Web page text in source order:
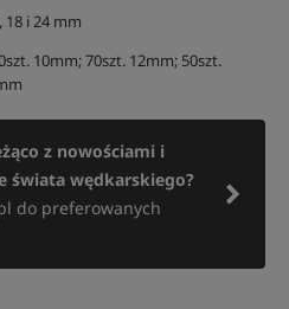
18 i 24 mm
10mm; 70szt. 12mm; 50szt.
z nowościami i
świata wędkarskiego?
do preferowanych